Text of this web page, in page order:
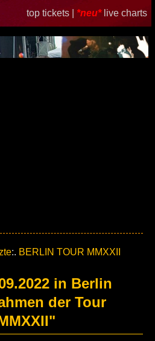
top tickets | *neu* live charts
:. BERLIN TOUR MMXXII
in Berlin
der Tour